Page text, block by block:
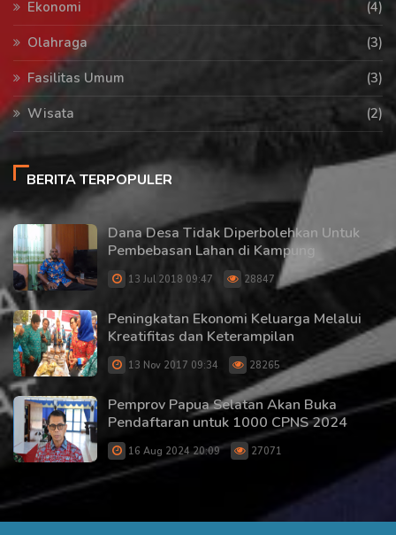
Ekonomi
(4)
Olahraga
(3)
Fasilitas Umum
(3)
Wisata
(2)
BERITA TERPOPULER
Dana Desa Tidak Diperbolehkan Untuk
Pembebasan Lahan di Kampung
13 Jul 2018 09:47 28847
Peningkatan Ekonomi Keluarga Melalui
Kreatifitas dan Keterampilan
13 Nov 2017 09:34 28265
Pemprov Papua Selatan Akan Buka
Pendaftaran untuk 1000 CPNS 2024
16 Aug 2024 20:09 27071